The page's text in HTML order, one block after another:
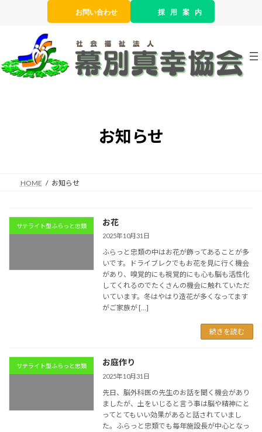
へ
ス
ョ
ン
お問い合わせ 採 用 案 内
お知らせ
HOME お知らせ
サテライト型ふらっと忠類 お花
2025年10月31日
ふらっと忠類の中はお花が飾ってあることが多
いです。ドライブレクでもお花を見に行く機会
があり、嗅覚的にも視覚的にも心も脳も活性化
してくれるのでたくさんの機会に触れていただ
いています。冬はやはり造花が多くなってます
がご家族が […]
続きを読む
サテライト型ふらっと忠類 お庭作り
2025年10月31日
先日、脳外科医の先生のお話を聞く機会があり
ましたが、土をいじると言う事は脳や精神にと
ってとてもいい効果があると話されていまし
た。ふらっと忠類でも毎年施設長が中心となっ